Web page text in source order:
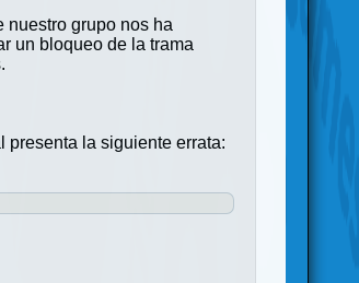
nuestro grupo nos ha
un bloqueo de la trama
presenta la siguiente errata: